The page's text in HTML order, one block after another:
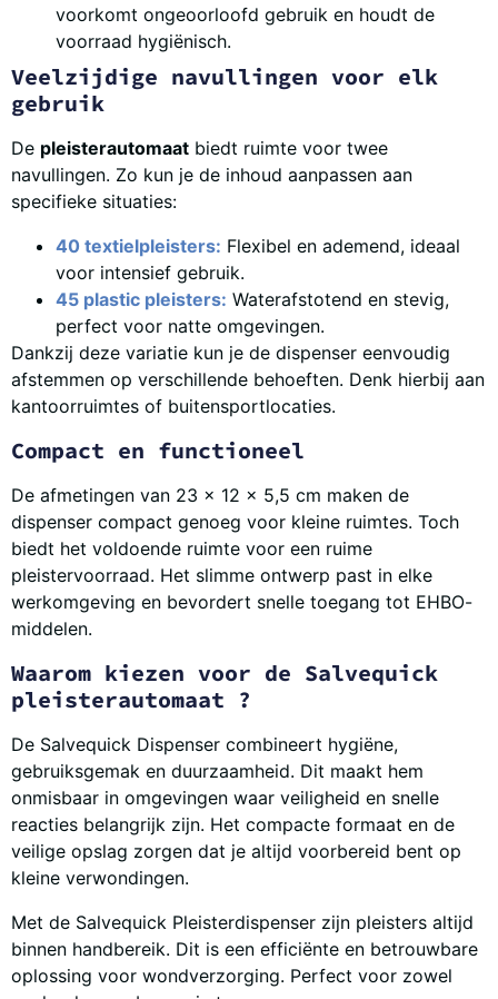
voorkomt ongeoorloofd gebruik en houdt de
voorraad hygiënisch.
Veelzijdige navullingen voor elk
gebruik
De pleisterautomaat biedt ruimte voor twee
navullingen. Zo kun je de inhoud aanpassen aan
specifieke situaties:
40 textielpleisters: Flexibel en ademend, ideaal
voor intensief gebruik.
45 plastic pleisters: Waterafstotend en stevig,
perfect voor natte omgevingen.
Dankzij deze variatie kun je de dispenser eenvoudig
afstemmen op verschillende behoeften. Denk hierbij aan
kantoorruimtes of buitensportlocaties.
Compact en functioneel
De afmetingen van 23 x 12 x 5,5 cm maken de
dispenser compact genoeg voor kleine ruimtes. Toch
biedt het voldoende ruimte voor een ruime
pleistervoorraad. Het slimme ontwerp past in elke
werkomgeving en bevordert snelle toegang tot EHBO-
middelen.
Waarom kiezen voor de Salvequick
pleisterautomaat ?
De Salvequick Dispenser combineert hygiëne,
gebruiksgemak en duurzaamheid. Dit maakt hem
onmisbaar in omgevingen waar veiligheid en snelle
reacties belangrijk zijn. Het compacte formaat en de
veilige opslag zorgen dat je altijd voorbereid bent op
kleine verwondingen.
Met de Salvequick Pleisterdispenser zijn pleisters altijd
binnen handbereik. Dit is een efficiënte en betrouwbare
oplossing voor wondverzorging. Perfect voor zowel